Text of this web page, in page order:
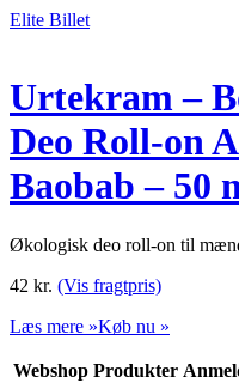
Elite Billet
Urtekram –
Deo Roll-on
Baobab – 50
Økologisk deo roll-on til
42 kr. (Vis fragtpris)
Læs mere »Køb nu »
Webshop Produkter